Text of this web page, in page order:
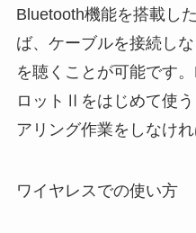
Bluetooth機能を搭載し
ば、ケーブルを接続し
を聴くことが可能です
ロットⅡをはじめて使
アリング作業をしなけれ
ワイヤレスでの使い方